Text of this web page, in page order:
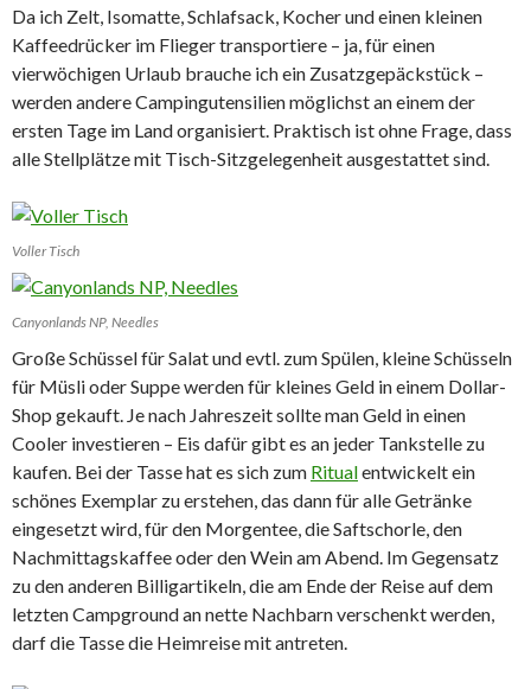
Da ich Zelt, Isomatte, Schlafsack, Kocher und einen kleinen
Kaffeedrücker im Flieger transportiere – ja, für einen
vierwöchigen Urlaub brauche ich ein Zusatzgepäckstück –
werden andere Campingutensilien möglichst an einem der
ersten Tage im Land organisiert. Praktisch ist ohne Frage, dass
alle Stellplätze mit Tisch-Sitzgelegenheit ausgestattet sind.
Voller Tisch
Canyonlands NP, Needles
Große Schüssel für Salat und evtl. zum Spülen, kleine Schüsseln
für Müsli oder Suppe werden für kleines Geld in einem Dollar-
Shop gekauft. Je nach Jahreszeit sollte man Geld in einen
Cooler investieren – Eis dafür gibt es an jeder Tankstelle zu
kaufen. Bei der Tasse hat es sich zum Ritualentwickelt ein
schönes Exemplar zu erstehen, das dann für alle Getränke
eingesetzt wird, für den Morgentee, die Saftschorle, den
Nachmittagskaffee oder den Wein am Abend. Im Gegensatz
zu den anderen Billigartikeln, die am Ende der Reise auf dem
letzten Campground an nette Nachbarn verschenkt werden,
darf die Tasse die Heimreise mit antreten.